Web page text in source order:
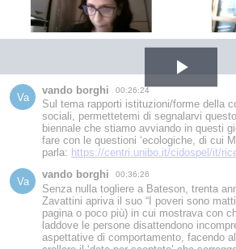
Play
Va
vando borghi 00:26:24
Sul tema rapporti istituzioni/forme della
sociali, permettetemi di segnalarvi
biennale che stiamo avviando in questi
fare con le questioni ‘ecologiche, di cui
parla: https://centri.unibo.it/cidospel/it/
Va
vando borghi 00:36:26
Senza nulla togliere a Bateson, trenta
Zavattini apriva il suo “I poveri sono
pagina o poco più) in cui mostrava con
laddove le persone disattendono
aspettative di comportamento, facendo